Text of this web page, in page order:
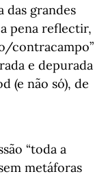
das grandes
pena reflectir,
contracampo”
e depurada
(e não só), de
“toda a
metáforas